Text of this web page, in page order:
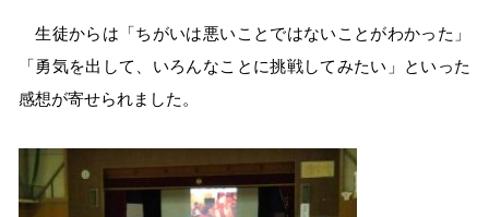
生徒からは「ちがいは悪いことではないことがわかった」
「勇気を出して、いろんなことに挑戦してみたい」といった
感想が寄せられました。